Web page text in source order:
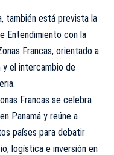
también está prevista la
Entendimiento con la
Francas, orientado a
el intercambio de
Francas se celebra
Panamá y reúne a
países para debatir
logística e inversión en